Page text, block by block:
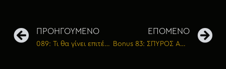
ΠΡΟΗΓΟΥΜΕΝΟ
089: Τι θα γίνει επιτέλους με τόσες απάτες;
ΕΠΟΜΕΝΟ
Bonus 83: ΣΠΥΡΟΣ ΑΝΔΡΙΑΝΟΣ – Πώς να ξεκινήσεις τη δική σου επιχείρηση;